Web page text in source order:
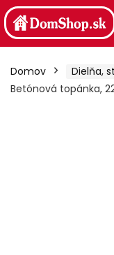
Domov Dielňa,
Betónová topánka,